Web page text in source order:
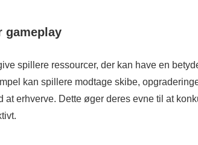
gameplay
spillere ressourcer, der kan have en
kan spillere modtage skibe,
erhverve. Dette øger deres evne til at